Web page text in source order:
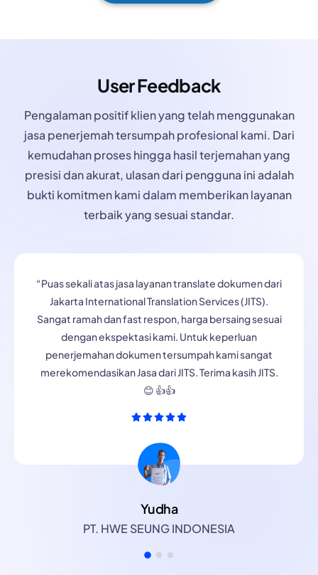
User Feedback
Pengalaman positif klien yang telah menggunakan
jasa penerjemah tersumpah profesional kami. Dari
kemudahan proses hingga hasil terjemahan yang
presisi dan akurat, ulasan dari pengguna ini adalah
bukti komitmen kami dalam memberikan layanan
terbaik yang sesuai standar.
Yudha
PT. HWE SEUNG INDONESIA
“Puas sekali atas jasa layanan translate dokumen dari
Jakarta International Translation Services (JITS).
Sangat ramah dan fast respon, harga bersaing sesuai
dengan ekspektasi kami. Untuk keperluan
penerjemahan dokumen tersumpah kami sangat
merekomendasikan Jasa dari JITS. Terima kasih JITS.
😊 👍👍